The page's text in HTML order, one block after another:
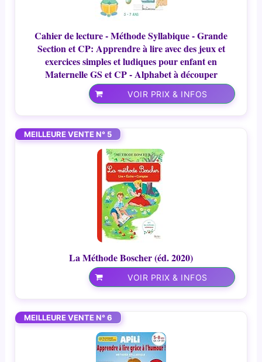
Cahier de lecture - Méthode Syllabique - Grande
Section et CP: Apprendre à lire avec des jeux et
exercices simples et ludiques pour enfant en
Maternelle GS et CP - Alphabet à découper
VOIR PRIX & INFOS
MEILLEURE VENTE N° 5
La Méthode Boscher (éd. 2020)
VOIR PRIX & INFOS
MEILLEURE VENTE N° 6